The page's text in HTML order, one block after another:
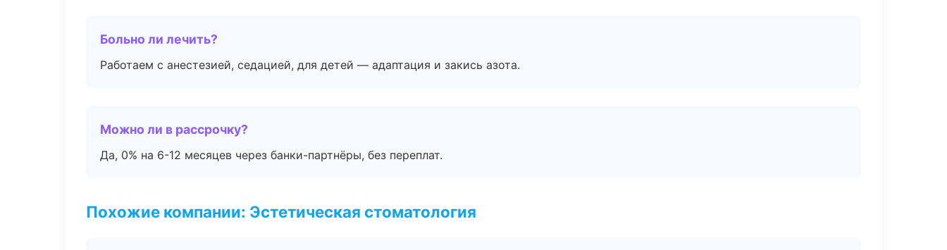
Больно ли лечить?
Работаем с анестезией, седацией, для детей — адаптация и закись азота.
Можно ли в рассрочку?
Да, 0% на 6-12 месяцев через банки-партнёры, без переплат.
Похожие компании: Эстетическая стоматология